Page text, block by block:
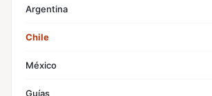
Argentina
Chile
México
Guías